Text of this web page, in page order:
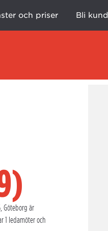
och priser Bli kund
Göteborg är
1 ledamöter och